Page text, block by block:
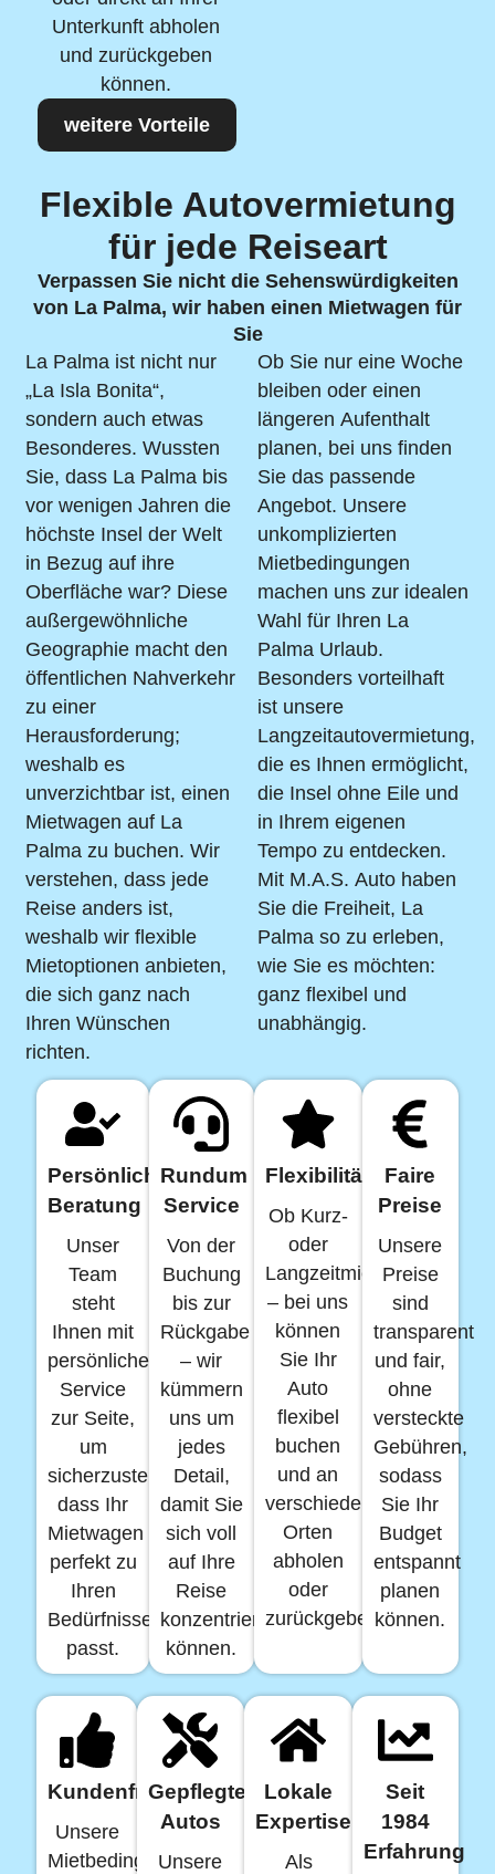
Unterkunft abholen
und zurückgeben
können.
weitere Vorteile
Flexible Autovermietung
für jede Reiseart
Verpassen Sie nicht die Sehenswürdigkeiten
von La Palma, wir haben einen Mietwagen für
Sie
La Palma ist nicht nur
„La Isla Bonita“,
sondern auch etwas
Besonderes. Wussten
Sie, dass La Palma bis
vor wenigen Jahren die
höchste Insel der Welt
in Bezug auf ihre
Oberfläche war? Diese
außergewöhnliche
Geographie macht den
öffentlichen Nahverkehr
zu einer
Herausforderung;
weshalb es
unverzichtbar ist, einen
Mietwagen auf La
Palma zu buchen. Wir
verstehen, dass jede
Reise anders ist,
weshalb wir flexible
Mietoptionen anbieten,
die sich ganz nach
Ihren Wünschen
richten.
Ob Sie nur eine Woche
bleiben oder einen
längeren Aufenthalt
planen, bei uns finden
Sie das passende
Angebot. Unsere
unkomplizierten
Mietbedingungen
machen uns zur idealen
Wahl für Ihren La
Palma Urlaub.
Besonders vorteilhaft
ist unsere
Langzeitautovermietung,
die es Ihnen ermöglicht,
die Insel ohne Eile und
in Ihrem eigenen
Tempo zu entdecken.
Mit M.A.S. Auto haben
Sie die Freiheit, La
Palma so zu erleben,
wie Sie es möchten:
ganz flexibel und
unabhängig.
Persönliche
Beratung
Unser
Team
steht
Ihnen mit
persönlichem
Service
zur Seite,
um
sicherzustellen,
dass Ihr
Mietwagen
perfekt zu
Ihren
Bedürfnissen
passt.
Rundum
Service
Von der
Buchung
bis zur
Rückgabe
– wir
kümmern
uns um
jedes
Detail,
damit Sie
sich voll
auf Ihre
Reise
konzentrieren
können.
Flexibilität
Ob Kurz-
oder
Langzeitmiete
– bei uns
können
Sie Ihr
Auto
flexibel
buchen
und an
verschiedenen
Orten
abholen
oder
zurückgeben.
Faire
Preise
Unsere
Preise
sind
transparent
und fair,
ohne
versteckte
Gebühren,
sodass
Sie Ihr
Budget
entspannt
planen
können.
Kundenfreundlich
Unsere
Mietbedingungen
Gepflegte
Autos
Unsere
Lokale
Expertise
Als
Seit
1984
Erfahrung